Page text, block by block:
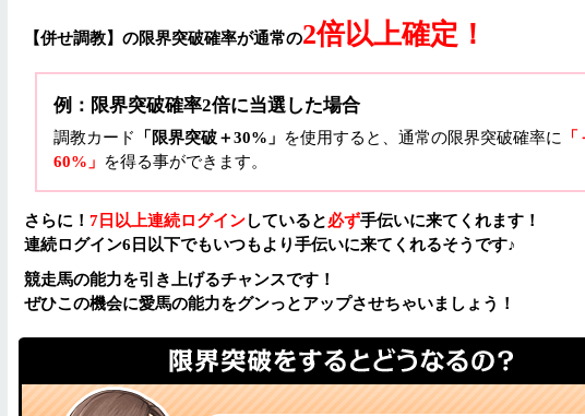
【併せ調教】の限界突破確率が通常の2倍以上確定！
例：限界突破確率2倍に当選した場合
調教カード 「限界突破＋30%」 を使用すると、通常の限界突破確率に
60%」
を得る事ができます。
さらに！ 7日以上連続ログインしていると必ず手伝いに来てくれます！
連続ログイン6日以下でもいつもより手伝いに来てくれるそうです♪
競走馬の能力を引き上げるチャンスです！
ぜひこの機会に愛馬の能力をグンっとアップさせちゃいましょう！